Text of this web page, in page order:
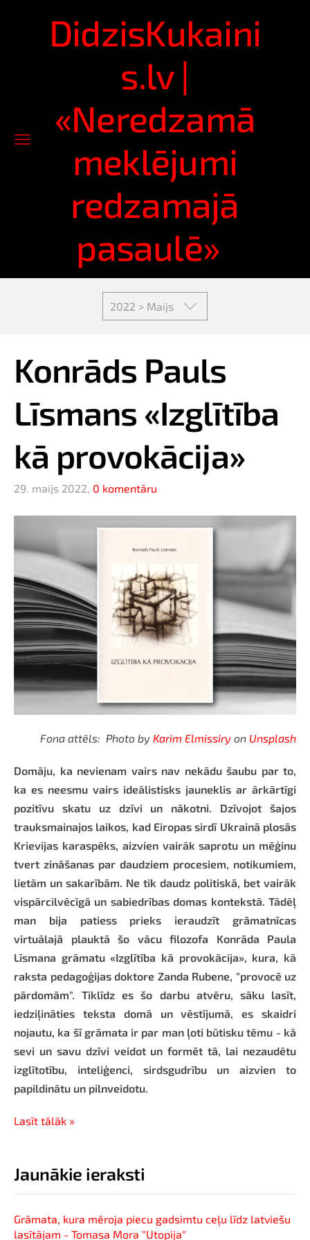
DidzisKukaini
s.lv |
«Neredzamā
meklējumi
redzamajā
pasaulē»
2022 > Maijs
Jaunākie ieraksti
Grāmata, kura mēroja piecu gadsimtu ceļu līdz latviešu
lasītājam - Tomasa Mora "Utopija"
Konrāds Pauls
Līsmans «Izglītība
kā provokācija»
29. maijs 2022, 0 komentāru
Fona attēls: Photo by Karim Elmissiry on Unsplash
Domāju, ka nevienam vairs nav nekādu šaubu par to,
ka es neesmu vairs ideālistisks jauneklis ar ārkārtīgi
pozitīvu skatu uz dzīvi un nākotni. Dzīvojot šajos
trauksmainajos laikos, kad Eiropas sirdī Ukrainā plosās
Krievijas karaspēks, aizvien vairāk saprotu un mēģinu
tvert zināšanas par daudziem procesiem, notikumiem,
lietām un sakarībām. Ne tik daudz politiskā, bet vairāk
vispārcilvēcīgā un sabiedrības domas kontekstā. Tādēļ
man bija patiess prieks ieraudzīt grāmatnīcas
virtuālajā plauktā šo vācu filozofa Konrāda Paula
Līsmana grāmatu «Izglītība kā provokācija», kura, kā
raksta pedagoģijas doktore Zanda Rubene, "provocē uz
pārdomām". Tiklīdz es šo darbu atvēru, sāku lasīt,
iedziļināties teksta domā un vēstījumā, es skaidri
nojautu, ka šī grāmata ir par man ļoti būtisku tēmu - kā
sevi un savu dzīvi veidot un formēt tā, lai nezaudētu
izglītotību, inteliģenci, sirdsgudrību un aizvien to
papildinātu un pilnveidotu.
Lasīt tālāk »